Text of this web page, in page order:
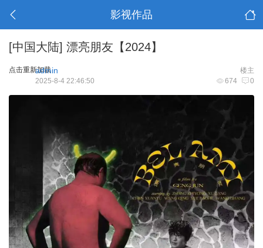
影视作品
[中国大陆] 漂亮朋友【2024】
点击重新加载 楼主
admin
674 0
2025-8-4 22:46:50